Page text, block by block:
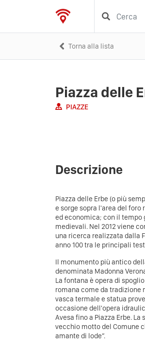
Torna alla lista
Piazza delle
PIAZZE
Descrizione
Piazza delle Erbe (o più
e sorge sopra l'area del
ed economica; con il
medievali. Nel 2012 viene
una ricerca realizzata dalla
anno 100 tra le principali
Il monumento più antico
denominata Madonna
La fontana è opera di
romana come da tradizione
vasca termale e statua
occasione dell'opera
Avesa fino a Piazza Erbe.
vecchio motto del Comune
amante di lode”.